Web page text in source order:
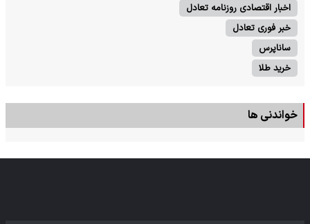
اخبار اقتصادی روزنامه تعادل
خبر فوری تعادل
ساناپرس
خرید طلا
خواندنی ها